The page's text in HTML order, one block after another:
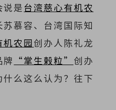
是 台湾慈心有机农
苏慕容、台湾国际知
机农园创办人陈礼龙
牌 “掌生榖粒” 创办
么这么认为？往下